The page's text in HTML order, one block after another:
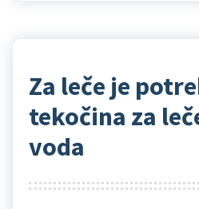
Za leče je
tekočina za
voda